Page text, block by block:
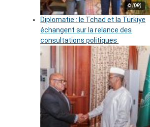
© (DR)
Diplomatie : le Tchad et la Türkiye
échangent sur la relance des
consultations politiques